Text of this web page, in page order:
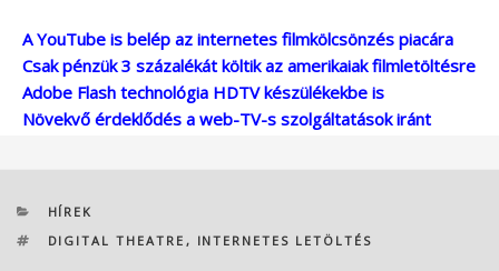
A YouTube is belép az internetes filmkölcsönzés piacára
Csak pénzük 3 százalékát költik az amerikaiak filmletöltésre
Adobe Flash technológia HDTV készülékekbe is
Növekvő érdeklődés a web-TV-s szolgáltatások iránt
KATEGÓRIÁK
HÍREK
CÍMKÉK
DIGITAL THEATRE , INTERNETES LETÖLTÉS